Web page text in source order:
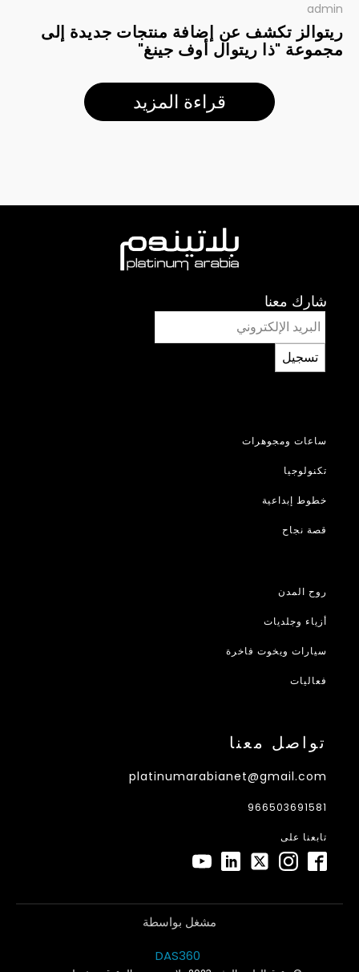
admin
ريتوالز تكشف عن إضافة منتجات جديدة إلى
مجموعة "ذا ريتوال أوف جينغ"
قراءة المزيد
شارك معنا
تسجيل
ساعات ومجوهرات
تكنولوجيا
خطوط إبداعية
قصة نجاح
روح المدن
أزياء وجلديات
سيارات ويخوت فاخرة
فعاليات
تواصل معنا
platinumarabianet@gmail.com
966503691581
تابعنا على
مشغل بواسطة